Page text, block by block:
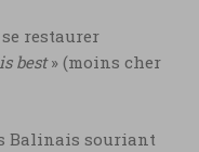
restaurer
best» (moins cher
Balinais souriant